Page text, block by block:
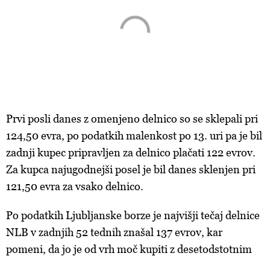
Prvi posli danes z omenjeno delnico so se sklepali pri
124,50 evra, po podatkih malenkost po 13. uri pa je bil
zadnji kupec pripravljen za delnico plačati 122 evrov.
Za kupca najugodnejši posel je bil danes sklenjen pri
121,50 evra za vsako delnico.
Po podatkih Ljubljanske borze je najvišji tečaj delnice
NLB v zadnjih 52 tednih znašal 137 evrov, kar
pomeni, da jo je od vrh moč kupiti z desetodstotnim